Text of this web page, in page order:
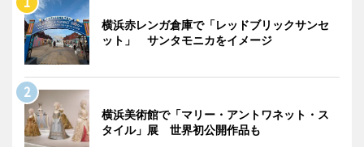
横浜赤レンガ倉庫で「レッドブリックサンセ
ット」 サンタモニカをイメージ
横浜美術館で「マリー・アントワネット・ス
タイル」展 世界初公開作品も